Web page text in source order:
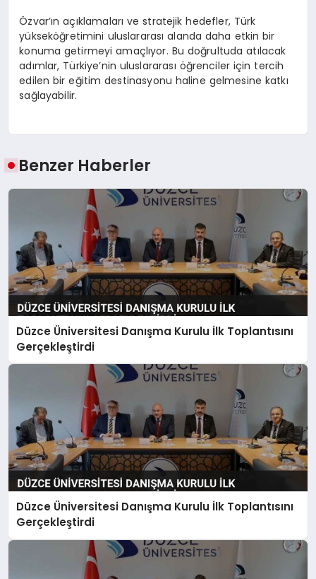
Özvar’ın açıklamaları ve stratejik hedefler, Türk
yükseköğretimini uluslararası alanda daha etkin bir
konuma getirmeyi amaçlıyor. Bu doğrultuda atılacak
adımlar, Türkiye’nin uluslararası öğrenciler için tercih
edilen bir eğitim destinasyonu haline gelmesine katkı
sağlayabilir.
Benzer Haberler
Düzce Üniversitesi Danışma Kurulu İlk Toplantısını
Gerçekleştirdi
Düzce Üniversitesi Danışma Kurulu İlk Toplantısını
Gerçekleştirdi